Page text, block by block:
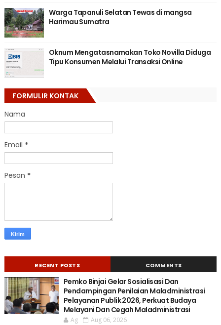
Warga Tapanuli Selatan Tewas di mangsa
Harimau Sumatra
Oknum Mengatasnamakan Toko Novilla Diduga
Tipu Konsumen Melalui Transaksi Online
FORMULIR KONTAK
Nama
Email *
Pesan *
RECENT POSTS COMMENTS
Pemko Binjai Gelar Sosialisasi Dan
Pendampingan Penilaian Maladministrasi
Pelayanan Publik 2026, Perkuat Budaya
Melayani Dan Cegah Maladministrasi
Ag Aug 06, 2026